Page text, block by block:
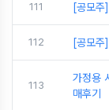
111 [공모
112 [공모
113
가정용
매후기